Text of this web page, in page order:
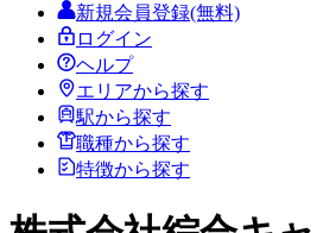
新規会員登録(無料)
ログイン
ヘルプ
エリアから探す
駅から探す
職種から探す
特徴から探す